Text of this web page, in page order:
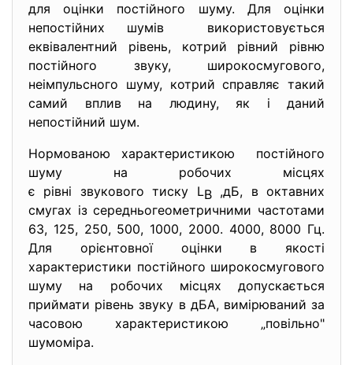
для оцінки постійного шуму. Для оцінки
непостійних шумів використовується
еквівалентний рівень, котрий рівний рівню
постійного звуку, широкосмугового,
неімпульсного шуму, котрий справляє такий
самий вплив на людину, як і даний
непостійний шум.
Нормованою характеристикою постійного
шуму на робочих місцях
є рівні звукового тиску LB ,дБ, в октавних
смугах із середньогеометричними частотами
63, 125, 250, 500, 1000, 2000. 4000, 8000 Гц.
Для орієнтовної оцінки в якості
характеристики постійного широкосмугового
шуму на робочих місцях допускається
приймати рівень звуку в дБА, вимірюваний за
часовою характеристикою „повільно"
шумоміра.